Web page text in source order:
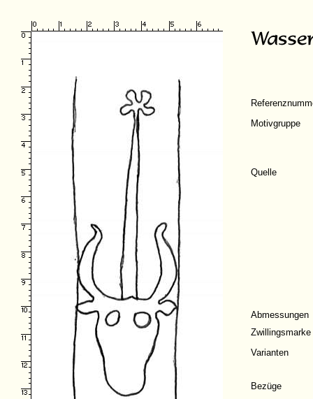
Motivgruppe
Quelle
Abmessungen
Zwillingsmarke
Varianten
Bezüge